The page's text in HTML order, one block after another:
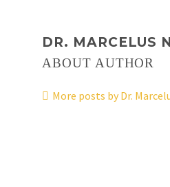
DR. MARCELUS
ABOUT AUTHOR
More posts by Dr.